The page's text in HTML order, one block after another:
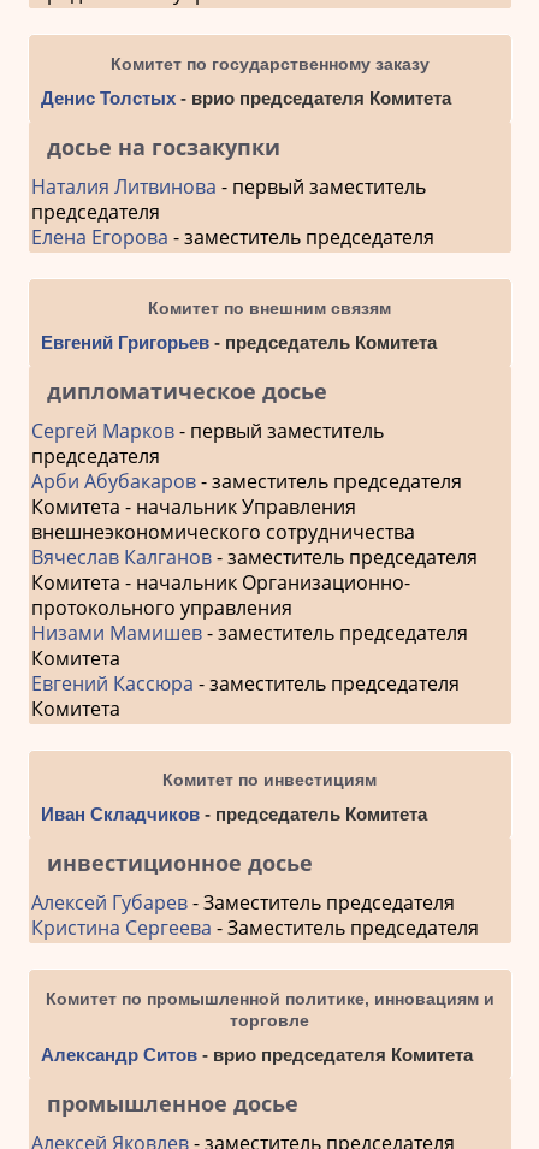
Комитет по государственному заказу
Денис Толстых- врио председателя Комитета
досье на госзакупки
Наталия Литвинова - первый заместитель
председателя
Елена Егорова - заместитель председателя
Комитет по внешним связям
Евгений Григорьев- председатель Комитета
дипломатическое досье
Сергей Марков- первый заместитель
председателя
Арби Абубакаров- заместитель председателя
Комитета - начальник Управления
внешнеэкономического сотрудничества
Вячеслав Калганов- заместитель председателя
Комитета - начальник Организационно-
протокольного управления
Низами Мамишев- заместитель председателя
Комитета
Евгений Кассюра - заместитель председателя
Комитета
Комитет по инвестициям
Иван Складчиков- председатель Комитета
инвестиционное досье
Алексей Губарев- Заместитель председателя
Кристина Сергеева - Заместитель председателя
Комитет по промышленной политике, инновациям и
торговле
Александр Ситов- врио председателя Комитета
промышленное досье
Алексей Яковлев- заместитель председателя